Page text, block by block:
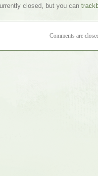
closed, but you can
Comments are